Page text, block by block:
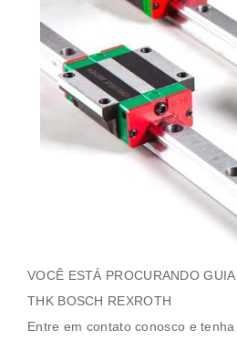
VOCÊ ESTÁ PROCURANDO
THK BOSCH REXROTH
Entre em contato conosco e